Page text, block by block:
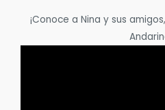
¡Conoce a Nina y sus